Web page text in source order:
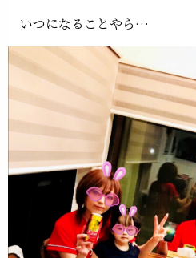
いつになることやら…